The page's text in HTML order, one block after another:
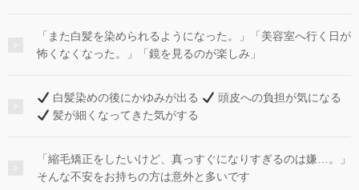
「また白髪を染められるようになった。」「美容室へ行く日が
怖くなくなった。」「鏡を見るのが楽しみ」
白髪染めの後にかゆみが出る
頭皮への負担が気になる
髪が細くなってきた気がする
「縮毛矯正をしたいけど、真っすぐになりすぎるのは嫌…。」
そんな不安をお持ちの方は意外と多いです